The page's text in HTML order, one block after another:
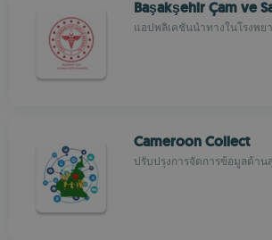
Başakşehir Çam ve
แอปพลิเคชันนำทางในโรงพ
Cameroon Collect
ปรับปรุงการจัดการข้อมูลด้า